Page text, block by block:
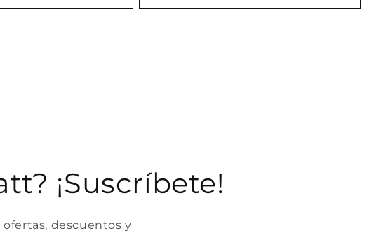
¡Suscríbete!
descuentos y